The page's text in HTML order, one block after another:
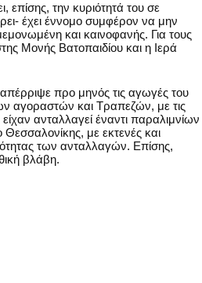
επίσης, την κυριότητά του σε
έχει έννομο συμφέρον να μην
και καινοφανής. Για τους
Μονής Βατοπαιδίου και η Ιερά
προ μηνός τις αγωγές του
αγοραστών και Τραπεζών, με τις
ανταλλαγεί έναντι παραλιμνίων
με εκτενές και
των ανταλλαγών. Επίσης,
βλάβη.